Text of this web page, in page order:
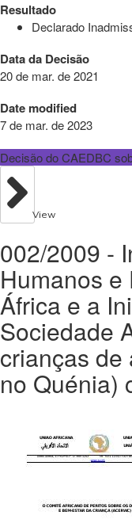
Resultado
Declarado
Data da Decisão
20 de mar. de 2021
Date modified
7 de mar. de 2023
Decisão do CAEDBC
View
002/2009 -
Humanos e
África e a
Sociedade
crianças
no Quénia)